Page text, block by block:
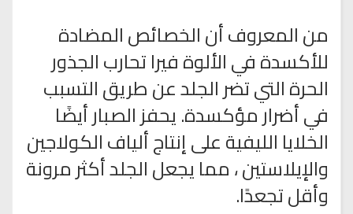
من المعروف أن الخصائص المضادة
للأكسدة في الألوة فيرا تحارب الجذور
الحرة التي تضر الجلد عن طريق التسبب
في أضرار مؤكسدة. يحفز الصبار أيضًا
الخلايا الليفية على إنتاج ألياف الكولاجين
والإيلاستين ، مما يجعل الجلد أكثر مرونة
وأقل تجعدًا.